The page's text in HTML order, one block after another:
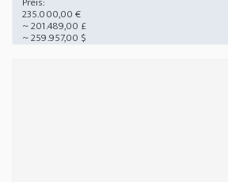
235.000,00 €
~ 201.489,00 £
~ 259.957,00 $